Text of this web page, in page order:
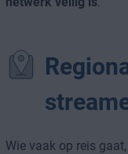
Wie vaak op reis